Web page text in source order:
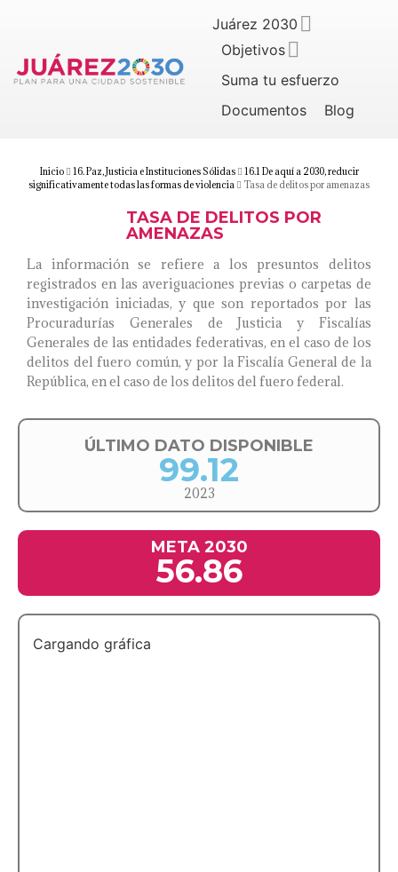
Juárez 2030
Objetivos
Suma tu esfuerzo
Documentos
Blog
Inicio 16. Paz, Justicia e Instituciones Sólidas
16.1 De aquí a 2030, reducir
significativamente todas las formas de violencia
Tasa de delitos por amenazas
TASA DE DELITOS POR
AMENAZAS
La información se refiere a los presuntos delitos
registrados en las averiguaciones previas o carpetas de
investigación iniciadas, y que son reportados por las
Procuradurías Generales de Justicia y Fiscalías
Generales de las entidades federativas, en el caso de los
delitos del fuero común, y por la Fiscalía General de la
República, en el caso de los delitos del fuero federal.
ÚLTIMO DATO DISPONIBLE
99.12
2023
META 2030
56.86
Cargando gráfica